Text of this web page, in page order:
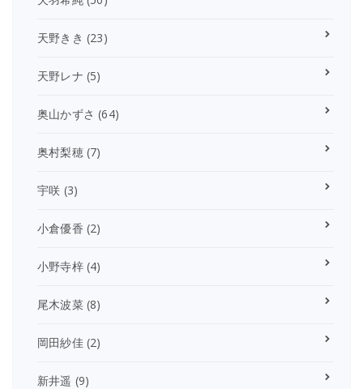
天野きき (23)
天野レナ (5)
奥山かずさ (64)
奥村梨穂(7)
宇咲 (3)
小倉優香 (2)
小野寺梓(4)
尾木波菜(8)
岡田紗佳(2)
新井遥 (9)